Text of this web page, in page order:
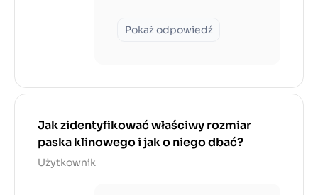
Pokaż odpowiedź
Jak zidentyfikować właściwy rozmiar
paska klinowego i jak o niego dbać?
Użytkownik